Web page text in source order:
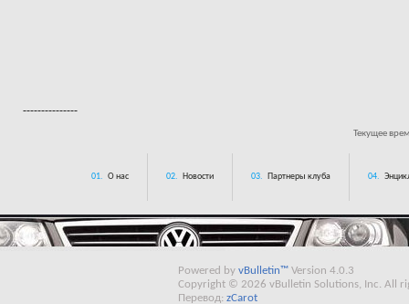
---------------
Текущее
01. О нас 02. Новости 03. Партнеры клуба 04.
Powered by vBulletin™ Version 4.0.3
Copyright © 2026 vBulletin Solutions, Inc. All
Перевод: zCarot